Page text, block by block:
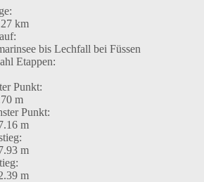
km
bis Lechfall bei Füssen
Etappen:
Punkt:
m
Punkt:
m
m
m